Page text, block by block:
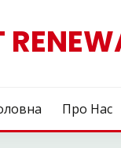
Про Нас